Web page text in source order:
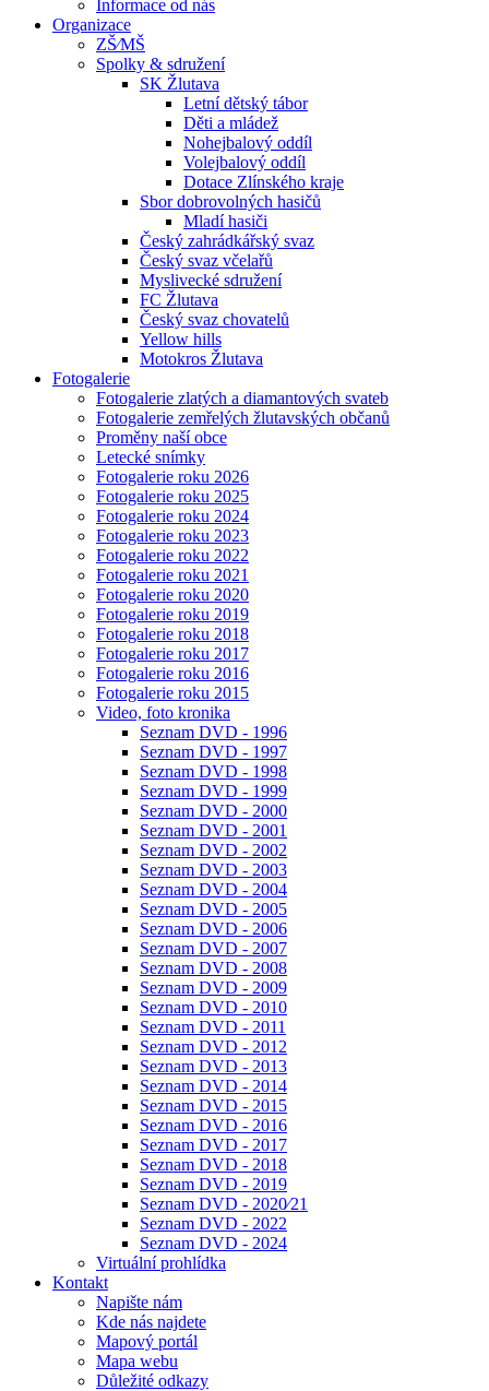
Informace od nás
Organizace
ZŠ⁄MŠ
Spolky & sdružení
SK Žlutava
Letní dětský tábor
Děti a mládež
Nohejbalový oddíl
Volejbalový oddíl
Dotace Zlínského kraje
Sbor dobrovolných hasičů
Mladí hasiči
Český zahrádkářský svaz
Český svaz včelařů
Myslivecké sdružení
FC Žlutava
Český svaz chovatelů
Yellow hills
Motokros Žlutava
Fotogalerie
Fotogalerie zlatých a diamantových svateb
Fotogalerie zemřelých žlutavských občanů
Proměny naší obce
Letecké snímky
Fotogalerie roku 2026
Fotogalerie roku 2025
Fotogalerie roku 2024
Fotogalerie roku 2023
Fotogalerie roku 2022
Fotogalerie roku 2021
Fotogalerie roku 2020
Fotogalerie roku 2019
Fotogalerie roku 2018
Fotogalerie roku 2017
Fotogalerie roku 2016
Fotogalerie roku 2015
Video, foto kronika
Seznam DVD - 1996
Seznam DVD - 1997
Seznam DVD - 1998
Seznam DVD - 1999
Seznam DVD - 2000
Seznam DVD - 2001
Seznam DVD - 2002
Seznam DVD - 2003
Seznam DVD - 2004
Seznam DVD - 2005
Seznam DVD - 2006
Seznam DVD - 2007
Seznam DVD - 2008
Seznam DVD - 2009
Seznam DVD - 2010
Seznam DVD - 2011
Seznam DVD - 2012
Seznam DVD - 2013
Seznam DVD - 2014
Seznam DVD - 2015
Seznam DVD - 2016
Seznam DVD - 2017
Seznam DVD - 2018
Seznam DVD - 2019
Seznam DVD - 2020⁄21
Seznam DVD - 2022
Seznam DVD - 2024
Virtuální prohlídka
Kontakt
Napište nám
Kde nás najdete
Mapový portál
Mapa webu
Důležité odkazy